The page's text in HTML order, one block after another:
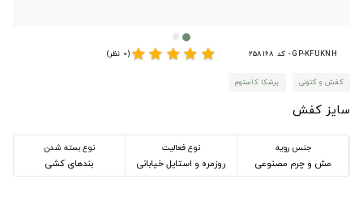
GP-KFUKNH - کد 258168 star
star
star
star
star(0 نظر)
کفش و کتونی برشکا کاستوم
سایز کفش
جنس رویه
مش و چرم مصنوعی
نوع فعالیت
روزمره و استایل خیابانی
نوع بسته شدن
بندهای کشی